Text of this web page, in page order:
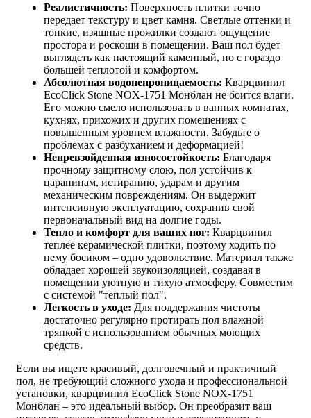
Реалистичность: Поверхность плитки точно
передает текстуру и цвет камня. Светлые оттенки и
тонкие, изящные прожилки создают ощущение
простора и роскоши в помещении. Ваш пол будет
выглядеть как настоящий каменный, но с гораздо
большей теплотой и комфортом.
Абсолютная водонепроницаемость: Кварцвинил
EcoClick Stone NOX-1751 Монблан не боится влаги.
Его можно смело использовать в ванных комнатах,
кухнях, прихожих и других помещениях с
повышенным уровнем влажности. Забудьте о
проблемах с разбуханием и деформацией!
Непревзойденная износостойкость: Благодаря
прочному защитному слою, пол устойчив к
царапинам, истиранию, ударам и другим
механическим повреждениям. Он выдержит
интенсивную эксплуатацию, сохранив свой
первоначальный вид на долгие годы.
Тепло и комфорт для ваших ног: Кварцвинил
теплее керамической плитки, поэтому ходить по
нему босиком – одно удовольствие. Материал также
обладает хорошей звукоизоляцией, создавая в
помещении уютную и тихую атмосферу. Совместим
с системой "теплый пол".
Легкость в уходе: Для поддержания чистоты
достаточно регулярно протирать пол влажной
тряпкой с использованием обычных моющих
средств.
Если вы ищете красивый, долговечный и практичный
пол, не требующий сложного ухода и профессиональной
установки, кварцвинил EcoClick Stone NOX-1751
Монблан – это идеальный выбор. Он преобразит ваш